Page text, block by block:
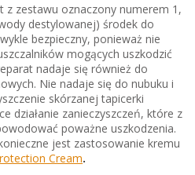
z zestawu oznaczony numerem 1,
destylowanej) środek do
bezpieczny, ponieważ nie
mogących uszkodzić
nadaje się również do
Nie nadaje się do nubuku i
skórzanej tapicerki
działanie zanieczyszczeń, które z
poważne uszkodzenia.
jest zastosowanie kremu
Cream.